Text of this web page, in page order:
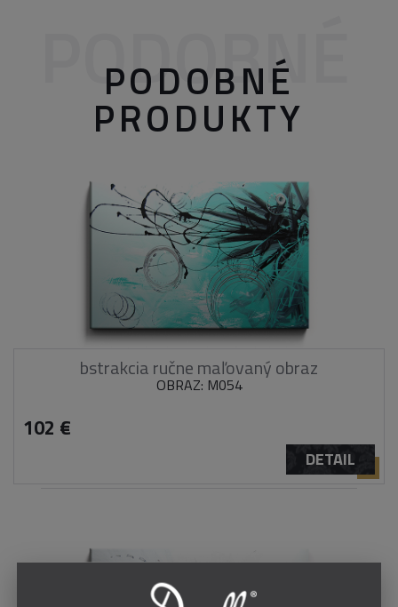
PODOBNÉ
PODOBNÉ
PRODUKTY
bstrakcia ručne maľovaný obraz
OBRAZ: M054
102 €
DETAIL